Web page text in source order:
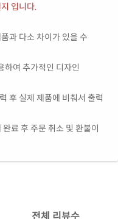
입니다.
과 다소 차이가 있을 수
여 추가적인 디자인
후 실제 제품에 비춰서 출력
료 후 주문 취소 및 환불이
전체 리뷰수